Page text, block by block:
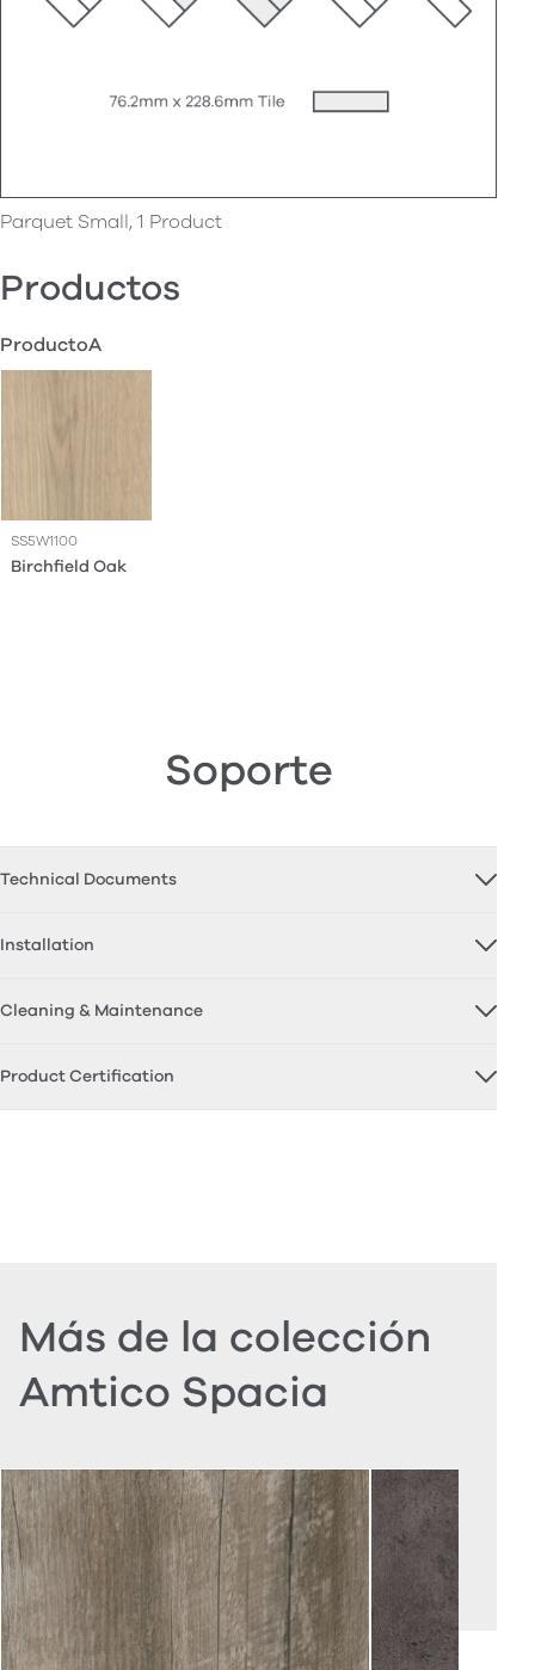
Parquet Small, 1 Product
Productos
ProductoA
SS5W1100
Birchfield Oak
Soporte
Technical Documents
Installation
Cleaning & Maintenance
Product Certification
Más de la colección
Amtico Spacia